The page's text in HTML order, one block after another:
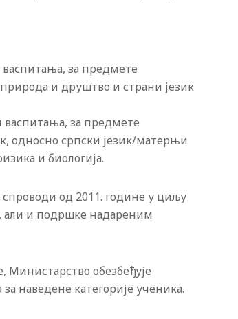
васпитања, за предмете
и друштво и страни језик
васпитања, за предмете
односно српски језик/матерњи
и биологија.
од 2011. године у циљу
али и подршке надареним
Министарство обезбеђује
наведене категорије ученика.